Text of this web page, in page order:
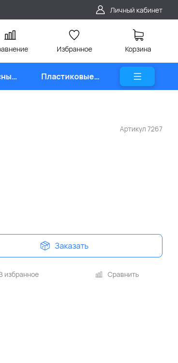
Личный кабинет
Избранное Корзина
Пластиковые
карты
Артикул 7267
Заказать
избранное Сравнить